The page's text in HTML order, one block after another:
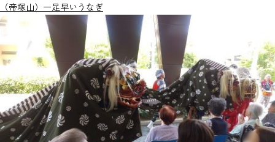
（帝塚山）一足早いうなぎ